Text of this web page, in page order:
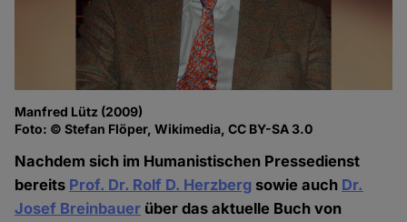
Manfred Lütz (2009)
Foto: © Stefan Flöper, Wikimedia, CC BY-SA 3.0
Nachdem sich im Humanistischen Pressedienst
bereits Prof. Dr. Rolf D. Herzberg sowie auch Dr.
Josef Breinbauer über das aktuelle Buch von